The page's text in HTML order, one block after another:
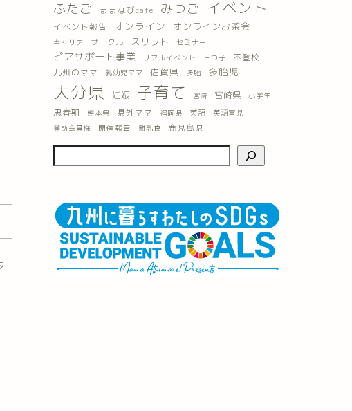
ふたご ままなびcafe みつご イベント
イベント報告 オンライン オンラインお茶会
キャリア サークル スリフト セミナー
ピアサポート事業 リアルイベント 三つ子 不登校
九州のママ 乳幼児ママ 佐賀県 多胎 多胎児
大分県 妊娠 子育て 宮崎 宮崎県 小学生
思春期 熊本県 県外ママ 福岡県 英語 英語育児
賛助会員様 開催報告 離乳食 鹿児島県